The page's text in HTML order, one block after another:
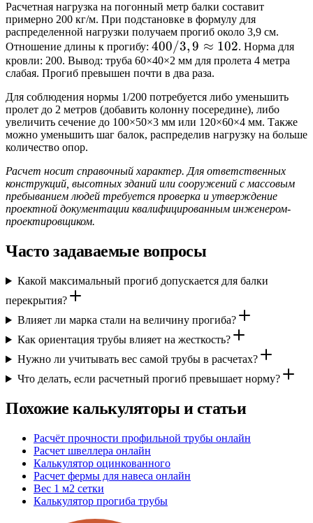
Расчетная нагрузка на погонный метр балки составит
примерно 200 кг/м. При подстановке в формулу для
распределенной нагрузки получаем прогиб около 3,9 см.
Отношение длины к прогибу: 400 /
3,9
\approx
102
400/3,9 ≈ 102. Норма для
кровли: 200. Вывод: труба 60×40×2 мм для пролета 4 метра
слабая. Прогиб превышен почти в два раза.
Для соблюдения нормы 1/200 потребуется либо уменьшить
пролет до 2 метров (добавить колонну посередине), либо
увеличить сечение до 100×50×3 мм или 120×60×4 мм. Также
можно уменьшить шаг балок, распределив нагрузку на больше
количество опор.
Расчет носит справочный характер. Для ответственных
конструкций, высотных зданий или сооружений с массовым
пребыванием людей требуется проверка и утверждение
проектной документации квалифицированным инженером-
проектировщиком.
Часто задаваемые вопросы
Какой максимальный прогиб допускается для балки
перекрытия?
Влияет ли марка стали на величину прогиба?
Как ориентация трубы влияет на жесткость?
Нужно ли учитывать вес самой трубы в расчетах?
Что делать, если расчетный прогиб превышает норму?
Похожие калькуляторы и статьи
Расчёт прочности профильной трубы онлайн
Расчет швеллера онлайн
Калькулятор оцинкованного
Расчет фермы для навеса онлайн
Вес 1 м2 сетки
Калькулятор прогиба трубы